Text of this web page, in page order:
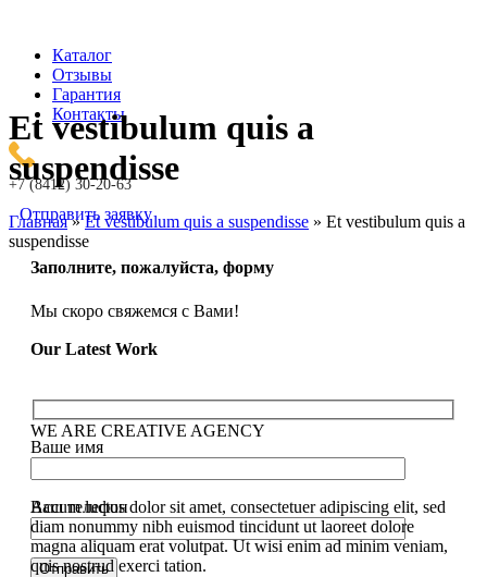
Каталог
Отзывы
Гарантия
Контакты
+7 (8412) 30-20-63
Отправить заявку
Заполните, пожалуйста, форму
Мы скоро свяжемся с Вами!
Ваше имя
Ваш телефон
Et vestibulum quis a
suspendisse
Главная»Et vestibulum quis a suspendisse » Et vestibulum quis a
suspendisse
Our Latest Work
WE ARE CREATIVE AGENCY
Accum luctus dolor sit amet, consectetuer adipiscing elit, sed
diam nonummy nibh euismod tincidunt ut laoreet dolore
magna aliquam erat volutpat. Ut wisi enim ad minim veniam,
quis nostrud exerci tation.